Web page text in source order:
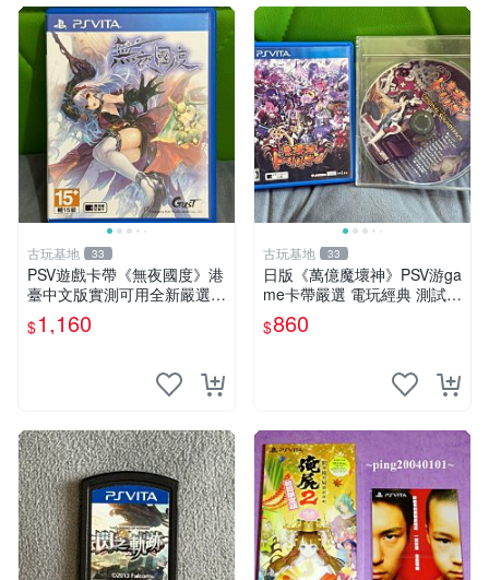
古玩基地 33
PSV遊戲卡帶《無夜國度》港
臺中文版實測可用全新嚴選成
色如圖可放心購買 無夜國度
PSV 港臺中文 游戲卡帶
$1,160
古玩基地 33
日版《萬億魔壞神》PSV游ga
me卡帶嚴選 電玩經典 測試正
常 完整遊戲內容 附贈未拆封
音樂CD 萬億魔壞神 PSV 游g
$860